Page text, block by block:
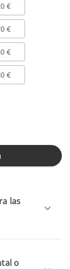
€
€
€
€
las
o